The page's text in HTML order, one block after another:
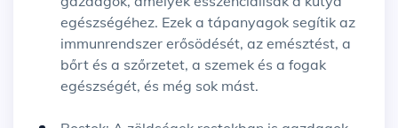
egészségéhez. Ezek a tápanyagok segítik az
immunrendszer erősödését, az emésztést, a
bőrt és a szőrzetet, a szemek és a fogak
egészségét, és még sok mást.